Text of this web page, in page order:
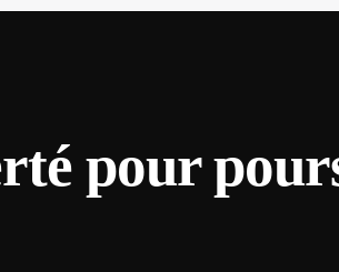
pour